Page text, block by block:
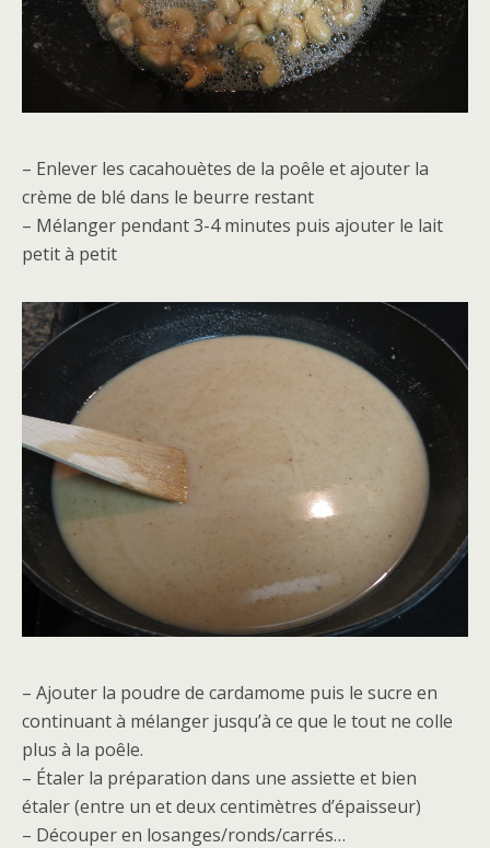
– Enlever les cacahouètes de la poêle et ajouter la
crème de blé dans le beurre restant
– Mélanger pendant 3-4 minutes puis ajouter le lait
petit à petit
– Ajouter la poudre de cardamome puis le sucre en
continuant à mélanger jusqu’à ce que le tout ne colle
plus à la poêle.
– Étaler la préparation dans une assiette et bien
étaler (entre un et deux centimètres d’épaisseur)
– Découper en losanges/ronds/carrés…